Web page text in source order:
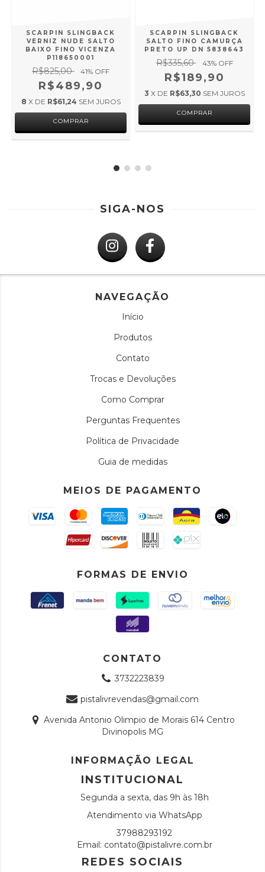
SCARPIN SLINGBACK
VERNIZ NUDE SALTO
BAIXO FINO VICENZA
P118650001
R$825,00 41% OFF
R$489,90
8 X DE R$61,24 SEM JUROS
COMPRAR
SCARPIN SLINGBACK
SALTO FINO CAMURÇA
PRETO UP DN 5838643
R$335,60 43% OFF
R$189,90
3 X DE R$63,30 SEM JUROS
COMPRAR
SIGA-NOS
NAVEGAÇÃO
Início
Produtos
Contato
Trocas e Devoluções
Como Comprar
Perguntas Frequentes
Política de Privacidade
Guia de medidas
MEIOS DE PAGAMENTO
FORMAS DE ENVIO
CONTATO
3732223839
pistalivrevendas@gmail.com
Avenida Antonio Olimpio de Morais 614 Centro
Divinopolis MG
INFORMAÇÃO LEGAL
INSTITUCIONAL
Segunda a sexta, das 9h às 18h
Atendimento via WhatsApp
37988293192
Email: contato@pistalivre.com.br
REDES SOCIAIS